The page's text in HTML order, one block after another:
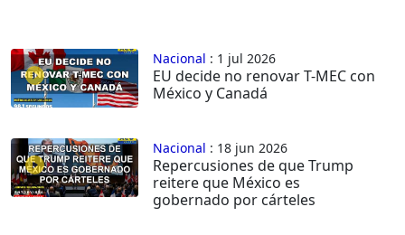
Nacional : 1 jul 2026
EU decide no renovar T-MEC con
México y Canadá
Nacional : 18 jun 2026
Repercusiones de que Trump
reitere que México es
gobernado por cárteles